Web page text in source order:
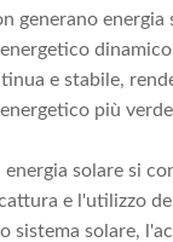
generano energia
e stabile,
più
solare si
e l'utilizzo
sistema solare,